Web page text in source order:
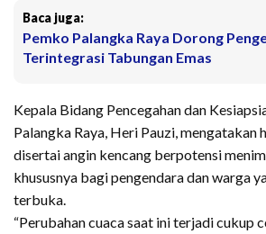
Baca juga:
Pemko Palangka Raya Dorong
Terintegrasi Tabungan Emas
Kepala Bidang Pencegahan dan
Palangka Raya, Heri Pauzi, mengatakan
disertai angin kencang berpotensi
khususnya bagi pengendara dan warga
terbuka.
“Perubahan cuaca saat ini terjadi cukup